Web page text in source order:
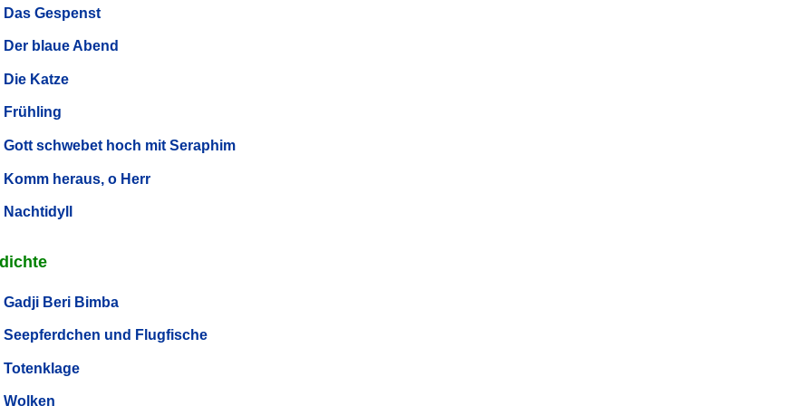
Das Gespenst
Der blaue Abend
Die Katze
Frühling
Gott schwebet hoch mit Seraphim
Komm heraus, o Herr
Nachtidyll
Gadji Beri Bimba
Seepferdchen und Flugfische
Totenklage
Wolken